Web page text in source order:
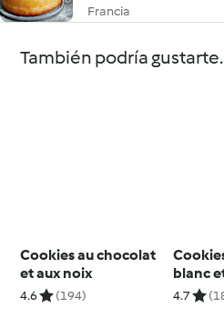
Francia
También podría
Cookies au chocolat
et aux noix
4.6 (194)
blanc
4.7